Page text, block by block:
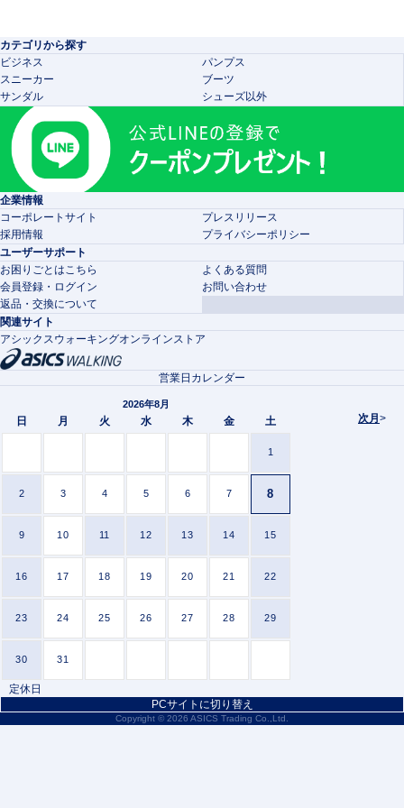
カテゴリから探す
ビジネス
パンプス
スニーカー
ブーツ
サンダル
シューズ以外
企業情報
コーポレートサイト
プレスリリース
採用情報
プライバシーポリシー
ユーザーサポート
お困りごとはこちら
よくある質問
会員登録・ログイン
お問い合わせ
返品・交換について
関連サイト
アシックスウォーキングオンラインストア
次月>
営業日カレンダー
2026年8月
日 月 火 水 木 金 土
1
2 3 4 5 6 7 8
9 10 11 12 13 14 15
16 17 18 19 20 21 22
23 24 25 26 27 28 29
30 31
定休日
PCサイトに切り替え
Copyright © 2026 ASICS Trading Co.,Ltd.